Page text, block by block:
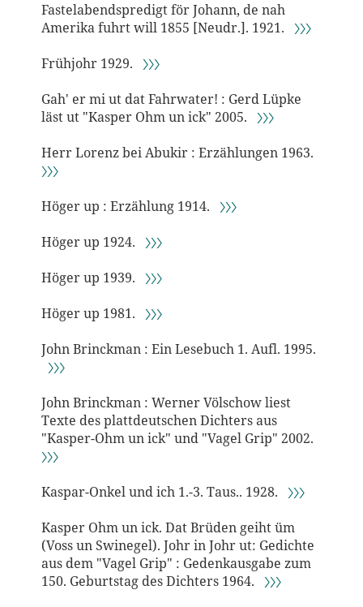
Fastelabendspredigt för Johann, de nah
Amerika fuhrt will 1855 [Neudr.]. 1921. 〉〉〉
Frühjohr 1929. 〉〉〉
Gah' er mi ut dat Fahrwater! : Gerd Lüpke
läst ut "Kasper Ohm un ick" 2005. 〉〉〉
Herr Lorenz bei Abukir : Erzählungen 1963.
〉〉〉
Höger up : Erzählung 1914. 〉〉〉
Höger up 1924. 〉〉〉
Höger up 1939. 〉〉〉
Höger up 1981. 〉〉〉
John Brinckman : Ein Lesebuch 1. Aufl. 1995.
〉〉〉
John Brinckman : Werner Völschow liest
Texte des plattdeutschen Dichters aus
"Kasper-Ohm un ick" und "Vagel Grip" 2002.
〉〉〉
Kaspar-Onkel und ich 1.-3. Taus.. 1928. 〉〉〉
Kasper Ohm un ick. Dat Brüden geiht üm
(Voss un Swinegel). Johr in Johr ut: Gedichte
aus dem "Vagel Grip" : Gedenkausgabe zum
150. Geburtstag des Dichters 1964. 〉〉〉